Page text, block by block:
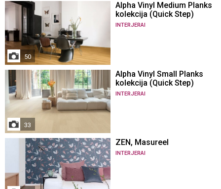
50
Alpha Vinyl Medium Planks
kolekcija (Quick Step)
INTERJERAI
33
Alpha Vinyl Small Planks
kolekcija (Quick Step)
INTERJERAI
ZEN, Masureel
INTERJERAI